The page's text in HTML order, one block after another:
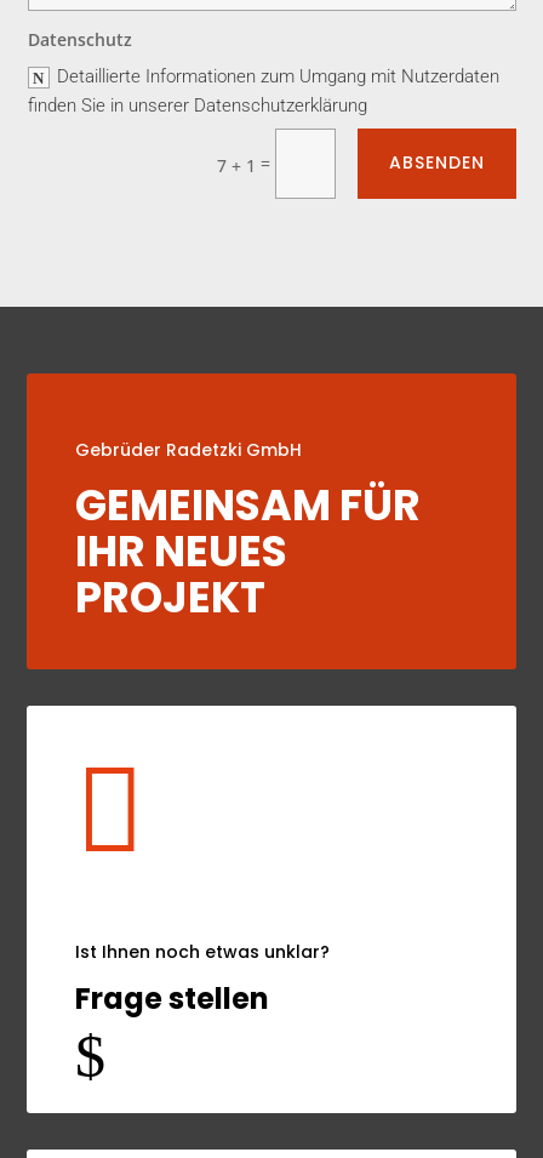
Datenschutz
Detaillierte Informationen zum Umgang mit Nutzerdaten
finden Sie in unserer Datenschutzerklärung
7 + 1 = ABSENDEN
Gebrüder Radetzki GmbH
GEMEINSAM FÜR
IHR NEUES
PROJEKT

Ist Ihnen noch etwas unklar?
Frage stellen
$